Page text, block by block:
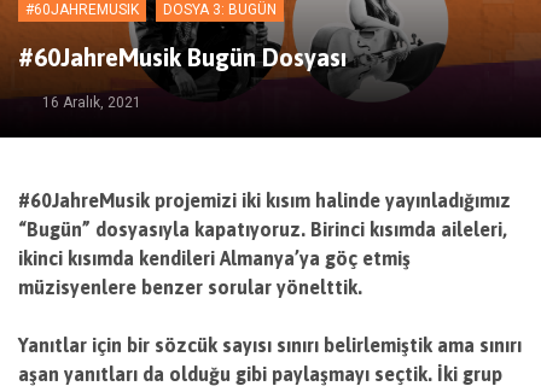
#60JAHREMUSIK DOSYA 3: BUGÜN
#60JahreMusik Bugün Dosyası
16 Aralık, 2021
#60JahreMusik projemizi iki kısım halinde yayınladığımız
“Bugün” dosyasıyla kapatıyoruz. Birinci kısımda aileleri,
ikinci kısımda kendileri Almanya’ya göç etmiş
müzisyenlere benzer sorular yönelttik.
Yanıtlar için bir sözcük sayısı sınırı belirlemiştik ama sınırı
aşan yanıtları da olduğu gibi paylaşmayı seçtik. İki grup